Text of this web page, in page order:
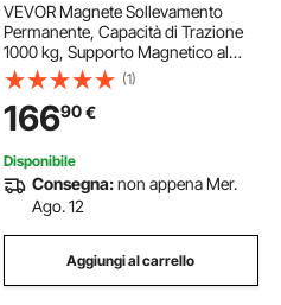
VEVOR Magnete Sollevamento
Permanente, Capacità di Trazione
1000 kg, Supporto Magnetico al
Neodimio N42, con Maniglia di
Rilascio Gancio in Acciaio,
Strumento per Movimentazione di
Parti in Lamiera
(1)
16690€
Disponibile
Consegna:non appena Mer.
Ago. 12
Aggiungi al carrello